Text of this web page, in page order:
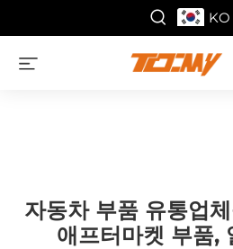
KO
자동차 부품 유통업
애프터마켓 부품,